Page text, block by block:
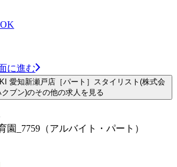
に進む
愛知新瀬戸店［パート］スタイリスト(株式会
クブン)のその他の求人を見る
園_7759（アルバイト・パート）